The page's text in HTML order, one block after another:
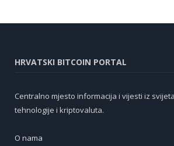
HRVATSKI BITCOIN PORTAL
Centralno mjesto informacija i vijesti iz
tehnologije i kriptovaluta.
O nama